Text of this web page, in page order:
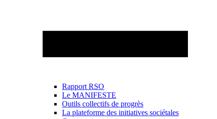
Rapport RSO
Le MANIFESTE
Outils collectifs de progrès
La plateforme des initiatives sociétales